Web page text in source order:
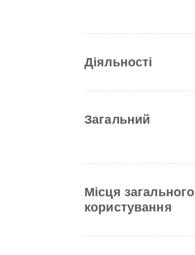
Діяльності
Загальний
Місця загального
користування